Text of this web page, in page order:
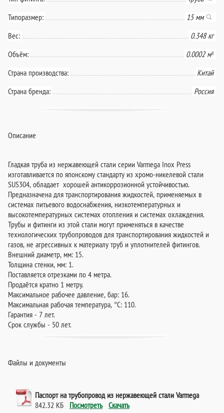
Типоразмер:
15 мм
Вес:
0.348 кг
Объём:
0.0002 м³
Страна производства:
Китай
Страна бренда:
Россия
Описание
Гладкая труба из нержавеющей стали серии Varmega Inox Press
изготавливается по японскому стандарту из хромо-никелевой стали
SUS304, обладает хорошей антикоррозионной устойчивостью.
Предназначена для транспортирования жидкостей, применяемых в
системах питьевого водоснабжения, низкотемпературных и
высокотемпературных системах отопления и системах охлаждения.
Трубы и фитинги из этой стали могут применяться в качестве
технологических трубопроводов для транспортирования жидкостей и
газов, не агрессивных к материалу труб и уплотнителей фитингов.
Внешний диаметр, мм: 15.
Толщина стенки, мм: 1.
Поставляется отрезками по 4 метра.
Продаётся кратно 1 метру.
Максимальное рабочее давление, бар: 16.
Максимальная рабочая температура, °C: 110.
Гарантия - 7 лет.
Срок службы - 50 лет.
Файлы и документы
Паспорт на трубопровод из нержавеющей стали Varmega
842.32 КБ Посмотреть Скачать